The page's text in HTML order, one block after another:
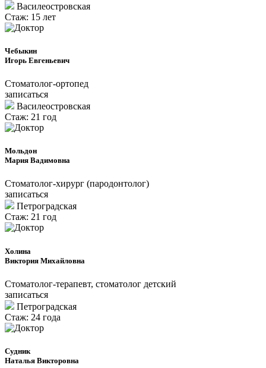
Василеостровская
Стаж: 15 лет
Чебыкин
Игорь Евгеньевич
Стоматолог-ортопед
записаться
Василеостровская
Стаж: 21 год
Мольдон
Мария Вадимовна
Стоматолог-хирург (пародонтолог)
записаться
Петроградcкая
Стаж: 21 год
Холина
Виктория Михайловна
Стоматолог-терапевт, стоматолог детский
записаться
Петроградcкая
Стаж: 24 года
Судник
Наталья Викторовна